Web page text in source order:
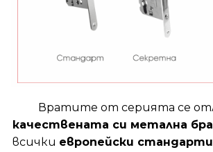
Вратите от серията се
качествената си метална
всички европейски